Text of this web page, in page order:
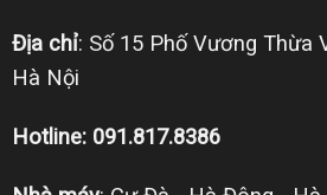
Địa chỉ: Số 15 Phố Vương Thừa
Hà Nội
Hotline: 091.817.8386